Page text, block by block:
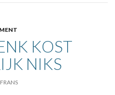
KOST
NIKS
FRANS